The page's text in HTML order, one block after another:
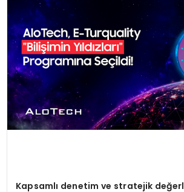
EĞİTİM
MAGAZİN
SAĞLIK
YAŞAM
Kapsamlı denetim ve stratejik